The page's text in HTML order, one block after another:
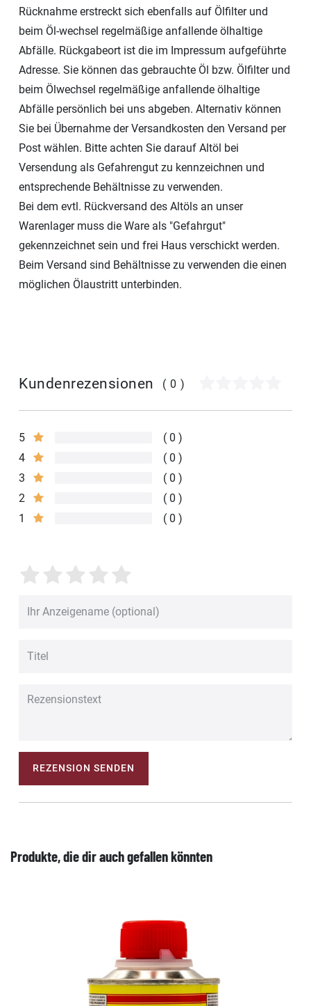
Rücknahme erstreckt sich ebenfalls auf Ölfilter und
beim Öl-wechsel regelmäßige anfallende ölhaltige
Abfälle. Rückgabeort ist die im Impressum aufgeführte
Adresse. Sie können das gebrauchte Öl bzw. Ölfilter und
beim Ölwechsel regelmäßige anfallende ölhaltige
Abfälle persönlich bei uns abgeben. Alternativ können
Sie bei Übernahme der Versandkosten den Versand per
Post wählen. Bitte achten Sie darauf Altöl bei
Versendung als Gefahrengut zu kennzeichnen und
entsprechende Behältnisse zu verwenden.
Bei dem evtl. Rückversand des Altöls an unser
Warenlager muss die Ware als "Gefahrgut"
gekennzeichnet sein und frei Haus verschickt werden.
Beim Versand sind Behältnisse zu verwenden die einen
möglichen Ölaustritt unterbinden.
Kundenrezensionen (0)
5
0
4
0
3
0
2
0
1
0
REZENSION SENDEN
Produkte, die dir auch gefallen könnten